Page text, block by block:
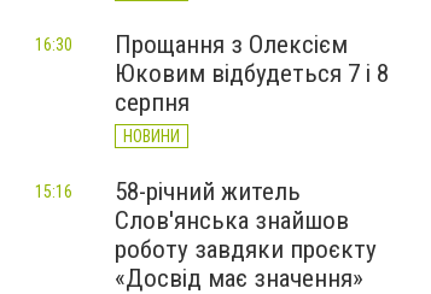
Прощання з Олексієм
Юковим відбудеться 7 і 8
серпня
НОВИНИ
16:30
58-річний житель
Слов'янська знайшов
роботу завдяки проєкту
«Досвід має значення»
15:16